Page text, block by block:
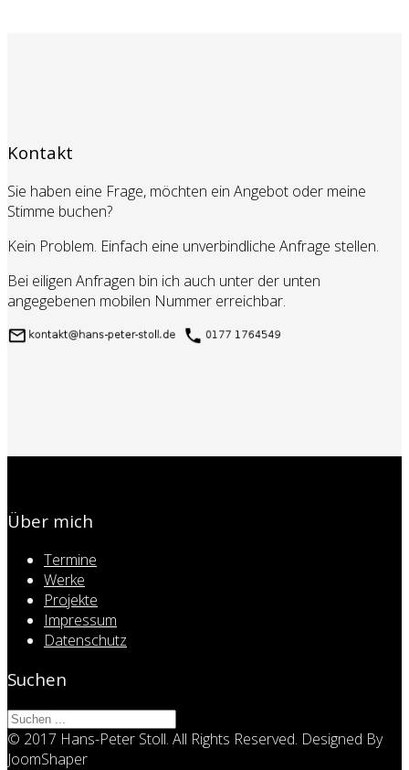
Kontakt
Sie haben eine Frage, möchten ein Angebot oder meine
Stimme buchen?
Kein Problem. Einfach eine unverbindliche Anfrage stellen.
Bei eiligen Anfragen bin ich auch unter der unten
angegebenen mobilen Nummer erreichbar.
Über mich
Termine
Werke
Projekte
Impressum
Datenschutz
Suchen
© 2017 Hans-Peter Stoll. All Rights Reserved. Designed By
JoomShaper